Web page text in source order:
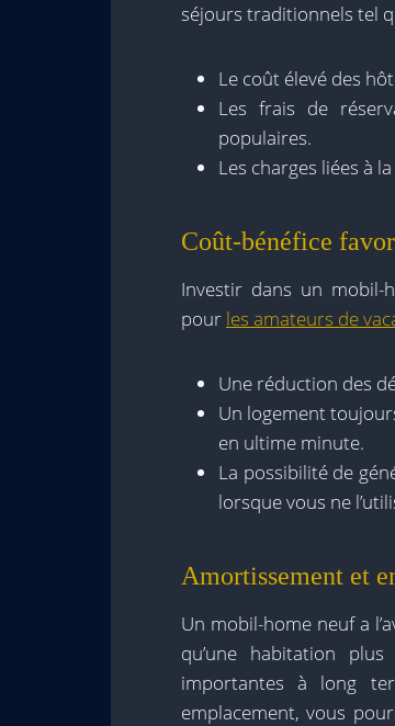
séjours traditionnels tel
Le coût élevé des
Les frais de
populaires.
Les charges liées à
Coût-bénéfice
Investir dans un mobil-
pour les amateurs de
Une réduction des
Un logement
en ultime minute.
La possibilité de
lorsque vous ne
Amortissement et
Un mobil-home neuf a
qu’une habitation
importantes à long
emplacement, vous